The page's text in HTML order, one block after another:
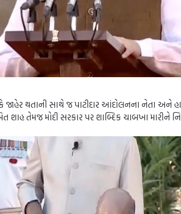
જાહેર થતાની સાથે જ પાટીદાર આંદોલનના નેતા અને
શાહ તેમજ મોદી સરકાર પર શાબ્દિક ચાબખા મારીને